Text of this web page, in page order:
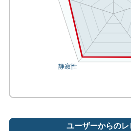
ユーザーからのレ